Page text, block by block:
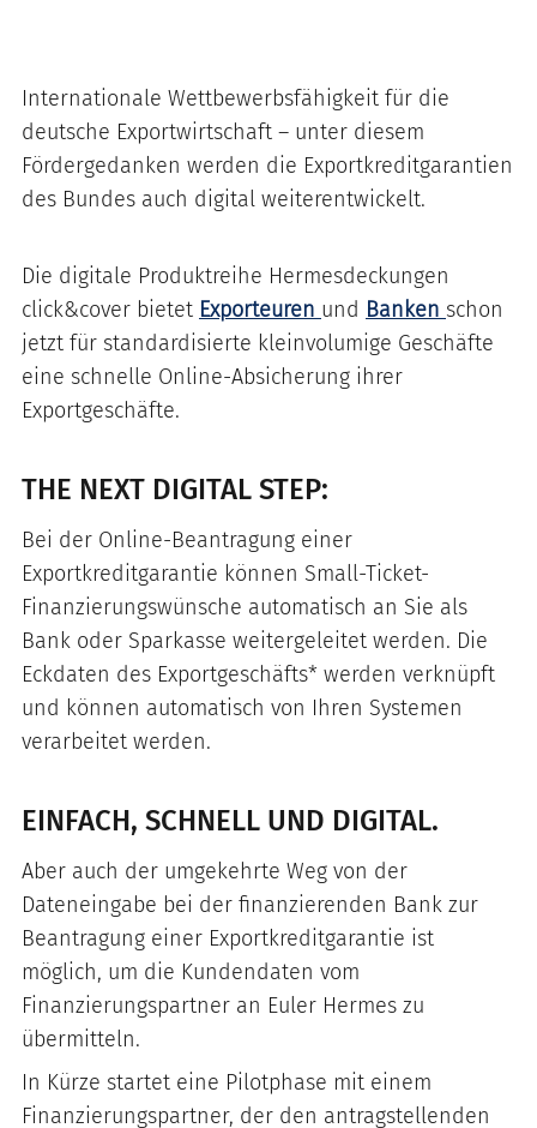
Internationale Wettbewerbsfähigkeit für die
deutsche Exportwirtschaft – unter diesem
Fördergedanken werden die Exportkreditgarantien
des Bundes auch digital weiterentwickelt.
Die digitale Produktreihe Hermesdeckungen
click&cover bietet Exporteuren und Banken schon
jetzt für standardisierte kleinvolumige Geschäfte
eine schnelle Online-Absicherung ihrer
Exportgeschäfte.
THE NEXT DIGITAL STEP:
Bei der Online-Beantragung einer
Exportkreditgarantie können Small-Ticket-
Finanzierungswünsche automatisch an Sie als
Bank oder Sparkasse weitergeleitet werden. Die
Eckdaten des Exportgeschäfts* werden verknüpft
und können automatisch von Ihren Systemen
verarbeitet werden.
EINFACH, SCHNELL UND DIGITAL.
Aber auch der umgekehrte Weg von der
Dateneingabe bei der finanzierenden Bank zur
Beantragung einer Exportkreditgarantie ist
möglich, um die Kundendaten vom
Finanzierungspartner an Euler Hermes zu
übermitteln.
In Kürze startet eine Pilotphase mit einem
Finanzierungspartner, der den antragstellenden